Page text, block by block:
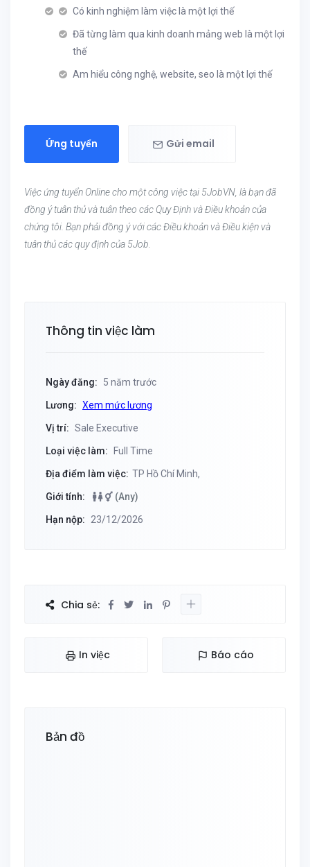
Có kinh nghiệm làm việc là một lợi thế
Đã từng làm qua kinh doanh mảng web là một lợi
thế
Am hiểu công nghệ, website, seo là một lợi thế
Ứng tuyển Gửi email
Việc ứng tuyển Online cho một công việc tại 5JobVN, là bạn đã
đồng ý tuân thủ và tuân theo các Quy Định và Điều khoản của
chúng tôi. Bạn phải đồng ý với các Điều khoản và Điều kiện và
tuân thủ các quy định của 5Job.
Thông tin việc làm
Ngày đăng: 5 năm trước
Lương: Xem mức lương
Vị trí: Sale Executive
Loại việc làm: Full Time
Địa điểm làm việc: TP Hồ Chí Minh,
Giới tính: (Any)
Hạn nộp: 23/12/2026
Chia sẻ:
In việc Báo cáo
Bản đồ